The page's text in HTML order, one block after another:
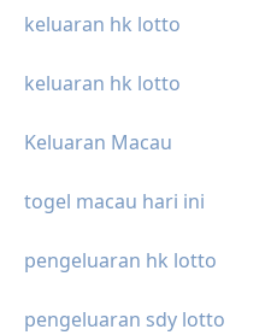
keluaran hk lotto
keluaran hk lotto
Keluaran Macau
togel macau hari ini
pengeluaran hk lotto
pengeluaran sdy lotto